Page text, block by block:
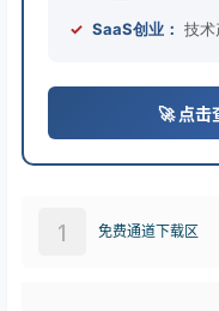
✓ SaaS创业： 技术
🚀 点击
免费通道下载区
1